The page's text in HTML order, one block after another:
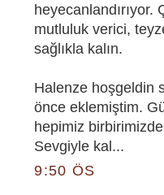
heyecanlandırıyor.
mutluluk verici,
sağlıkla kalın.
Halenze hoşgeldin
önce eklemiştim.
hepimiz
Sevgiyle kal...
9:50 ÖS